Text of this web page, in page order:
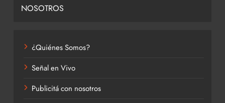
NOSOTROS
¿Quiénes Somos?
Señal en Vivo
Publicitá con nosotros